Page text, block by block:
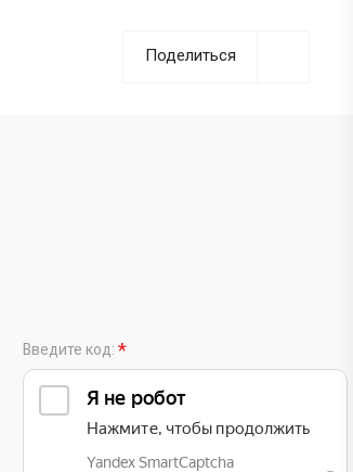
Поделиться
Введите код: *